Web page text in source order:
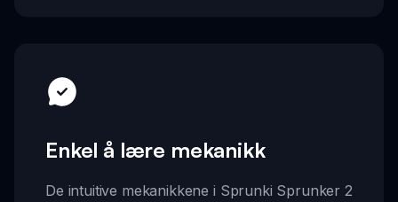
Enkel å lære mekanikk
De intuitive mekanikkene i Sprunki Sprunker 2